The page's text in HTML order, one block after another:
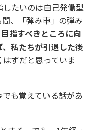
たいのは自己発働型
、「弾み車」の弾み
目指すべきところに向
私たちが引退した後
はずだと思っていま
も覚えている話があ